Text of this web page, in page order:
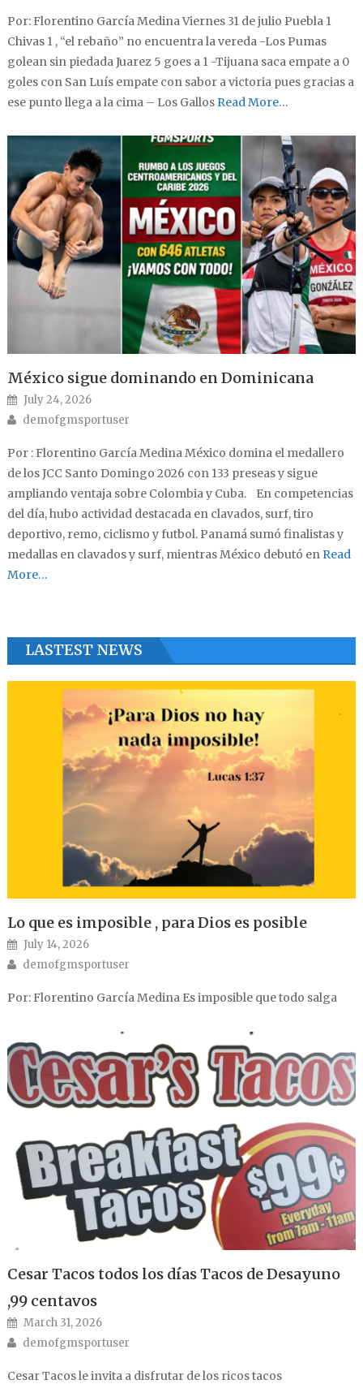
Por: Florentino García Medina Viernes 31 de julio Puebla 1
Chivas 1 , “el rebaño” no encuentra la vereda -Los Pumas
golean sin piedada Juarez 5 goes a 1 -Tijuana saca empate a 0
goles con San Luís empate con sabor a victoria pues gracias a
ese punto llega a la cima – Los GallosRead More…
México sigue dominando en Dominicana
Posted on
July 24, 2026
Author
demofgmsportuser
Por : Florentino García Medina México domina el medallero
de los JCC Santo Domingo 2026 con 133 preseas y sigue
ampliando ventaja sobre Colombia y Cuba. En competencias
del día, hubo actividad destacada en clavados, surf, tiro
deportivo, remo, ciclismo y futbol. Panamá sumó finalistas y
medallas en clavados y surf, mientras México debutó enRead
More…
LASTEST NEWS
Lo que es imposible , para Dios es posible
Posted on
July 14, 2026
Author
demofgmsportuser
Por: Florentino García Medina Es imposible que todo salga
Cesar Tacos todos los días Tacos de Desayuno
,99 centavos
Posted on
March 31, 2026
Author
demofgmsportuser
Cesar Tacos le invita a disfrutar de los ricos tacos